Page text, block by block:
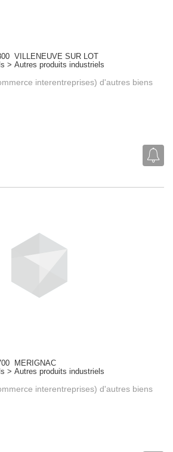
VILLENEUVE SUR LOT
> Autres produits industriels
interentreprises) d'autres biens
MERIGNAC
> Autres produits industriels
interentreprises) d'autres biens